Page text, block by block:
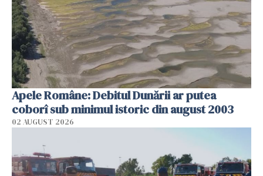
Apele Române: Debitul Dunării ar putea
coborî sub minimul istoric din august 2003
02 AUGUST 2026